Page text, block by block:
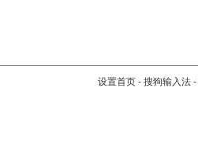
设置首页 - 搜狗输入法 -